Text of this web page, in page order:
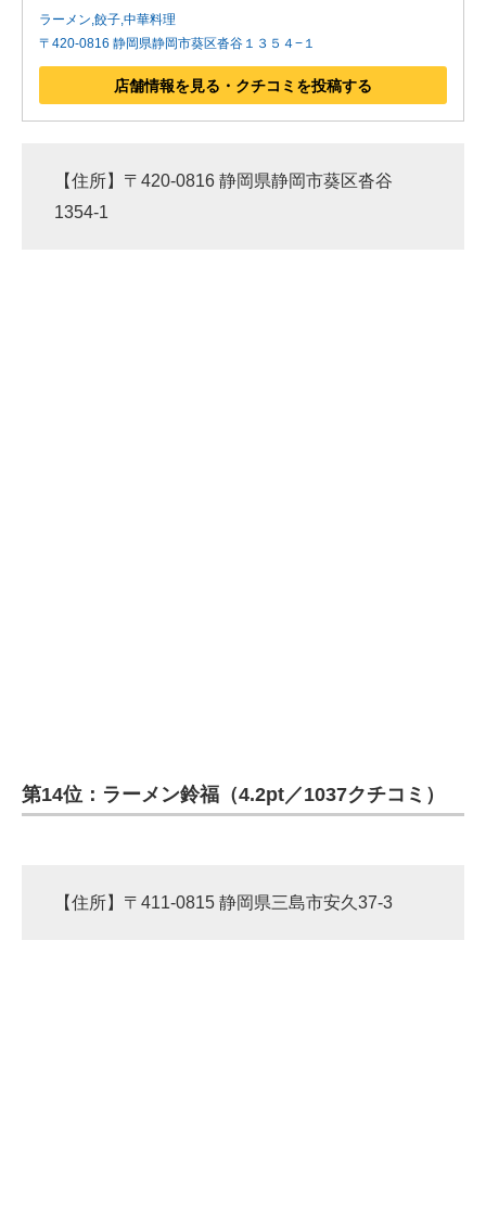
ラーメン,餃子,中華料理
〒420-0816 静岡県静岡市葵区沓谷１３５４−１
店舗情報を見る・クチコミを投稿する
【住所】〒420-0816 静岡県静岡市葵区沓谷
1354-1
第14位：ラーメン鈴福（4.2pt／1037クチコミ）
【住所】〒411-0815 静岡県三島市安久37-3